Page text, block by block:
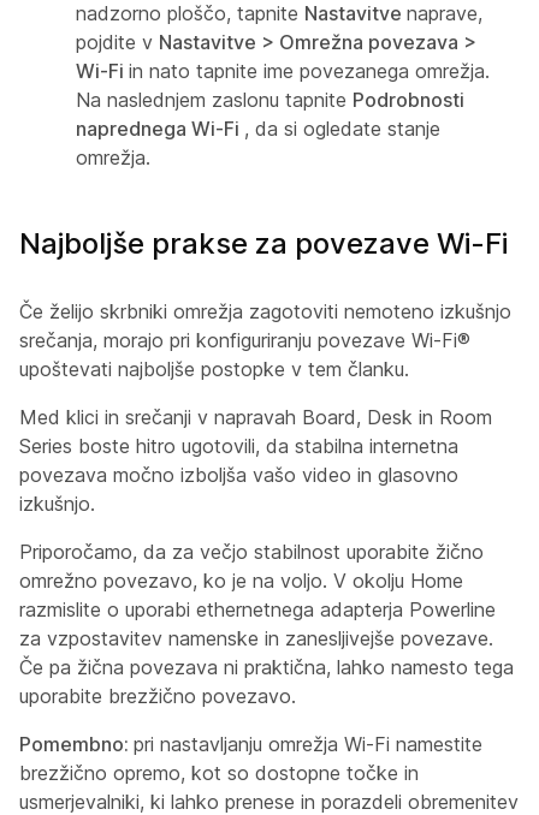
nadzorno ploščo, tapnite Nastavitve naprave,
pojdite v Nastavitve > Omrežna povezava >
Wi-Fi in nato tapnite ime povezanega omrežja.
Na naslednjem zaslonu tapnite Podrobnosti
naprednega Wi-Fi , da si ogledate stanje
omrežja.
Najboljše prakse za povezave Wi-Fi
Če želijo skrbniki omrežja zagotoviti nemoteno izkušnjo
srečanja, morajo pri konfiguriranju povezave Wi-Fi®
upoštevati najboljše postopke v tem članku.
Med klici in srečanji v napravah Board, Desk in Room
Series boste hitro ugotovili, da stabilna internetna
povezava močno izboljša vašo video in glasovno
izkušnjo.
Priporočamo, da za večjo stabilnost uporabite žično
omrežno povezavo, ko je na voljo. V okolju Home
razmislite o uporabi ethernetnega adapterja Powerline
za vzpostavitev namenske in zanesljivejše povezave.
Če pa žična povezava ni praktična, lahko namesto tega
uporabite brezžično povezavo.
Pomembno: pri nastavljanju omrežja Wi-Fi namestite
brezžično opremo, kot so dostopne točke in
usmerjevalniki, ki lahko prenese in porazdeli obremenitev